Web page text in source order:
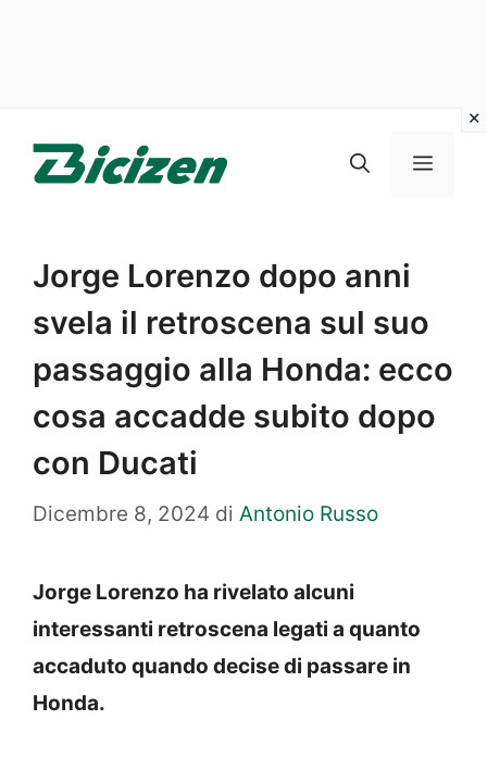
Menu
Jorge Lorenzo dopo anni
svela il retroscena sul suo
passaggio alla Honda: ecco
cosa accadde subito dopo
con Ducati
Dicembre 8, 2024 di Antonio Russo
Jorge Lorenzo ha rivelato alcuni
interessanti retroscena legati a quanto
accaduto quando decise di passare in
Honda.